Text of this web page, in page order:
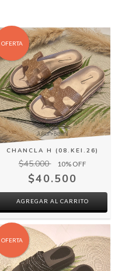
OFERTA
CHANCLA H (08.KEI.26)
$45.000 10% OFF
$40.500
AGREGAR AL CARRITO
OFERTA